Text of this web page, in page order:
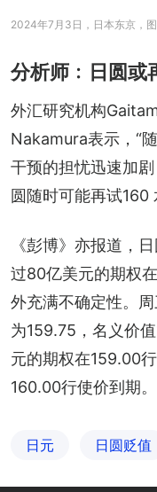
2024年7月3日，日本东京，
分析师﹕日圆或
外汇研究机构
Nakamura表示，“
干预的担忧迅速加
圆随时可能再试160
《彭博》亦报道，
过80亿美元的期权
外充满不确定性。
为159.75，名义价
元的期权在159.00
160.00行使价到期。
日元 日圆贬值